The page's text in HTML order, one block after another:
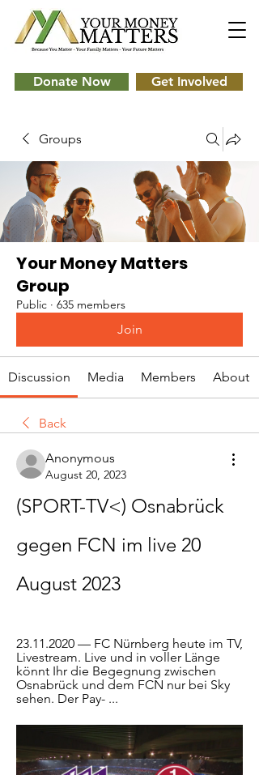
Donate Now Get Involved
Groups
Your Money Matters
Group
Public · 635 members
Join
Discussion Media Members About
Back
Anonymous
August 20, 2023
(SPORT-TV<) Osnabrück
gegen FCN im live 20
August 2023
23.11.2020 — FC Nürnberg heute im TV,
Livestream. Live und in voller Länge
könnt Ihr die Begegnung zwischen
Osnabrück und dem FCN nur bei Sky
sehen. Der Pay- ...